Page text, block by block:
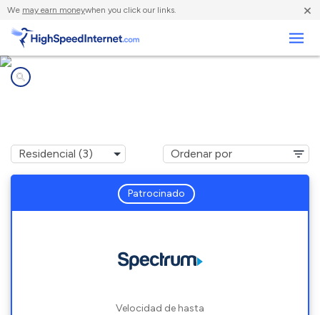
We may earn moneywhen you click our links. ×
Patrocinado
Velocidad de hasta